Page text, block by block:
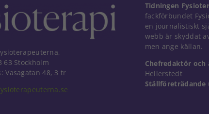
63 Stockholm
Vasagatan 48, 3 tr
Tidningen
fackförbundet
en journalistiskt
webb är skyddat
men ange källan.
Chefredaktör och
Hellerstedt
Ställföreträdande